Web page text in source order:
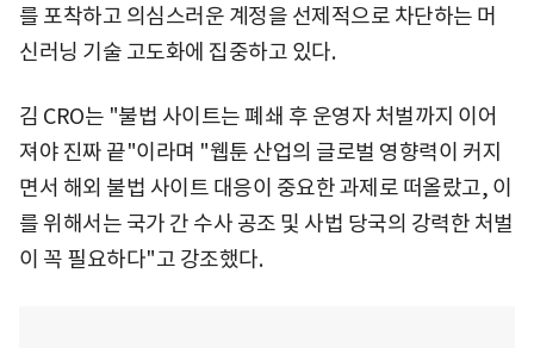
를 포착하고 의심스러운 계정을 선제적으로 차단하는 머
신러닝 기술 고도화에 집중하고 있다.
김 CRO는 "불법 사이트는 폐쇄 후 운영자 처벌까지 이어
져야 진짜 끝"이라며 "웹툰 산업의 글로벌 영향력이 커지
면서 해외 불법 사이트 대응이 중요한 과제로 떠올랐고, 이
를 위해서는 국가 간 수사 공조 및 사법 당국의 강력한 처벌
이 꼭 필요하다"고 강조했다.